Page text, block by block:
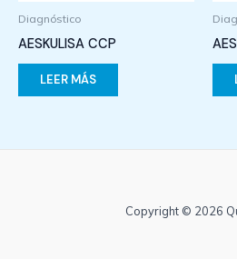
Diagnóstico
AESKULISA CCP
LEER MÁS
Copyright © 2026